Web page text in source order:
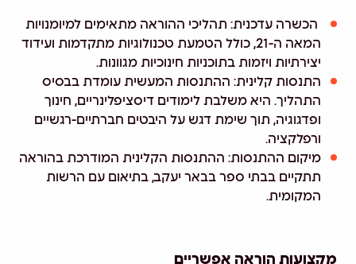
הכשרה עדכנית: תהליכי ההוראה מתאימים למיומנויות
המאה ה-21, כולל הטמעת טכנולוגיות מתקדמות ועידוד
יצירתיות ויזמות בתוכניות חינוכיות מגוונות.
התנסות קלינית: ההתנסות המעשית עומדת בבסיס
התהליך. היא משלבת לימודים דיסציפלינריים, חינוך
ופדגוגיה, תוך שימת דגש על היבטים חברתיים-רגשיים
ורפלקציה.
מיקום ההתנסות: ההתנסות הקלינית המודרכת בהוראה
תתקיים בבתי ספר בבאר יעקב, בתיאום עם הרשות
המקומית.
מקצועות הוראה אפשריים